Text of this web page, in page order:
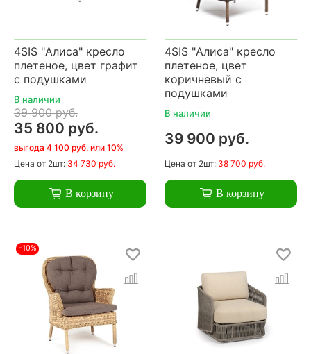
4SIS "Алиса" кресло
плетеное, цвет графит
с подушками
В наличии
39 900 руб.
35 800 руб.
выгода 4 100 руб. или 10%
Цена от 2шт: 34 730 руб.
В корзину
4SIS "Алиса" кресло
плетеное, цвет
коричневый с
подушками
В наличии
39 900 руб.
Цена от 2шт: 38 700 руб.
В корзину
-10%